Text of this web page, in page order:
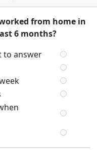
from home in
6 months?
to answer